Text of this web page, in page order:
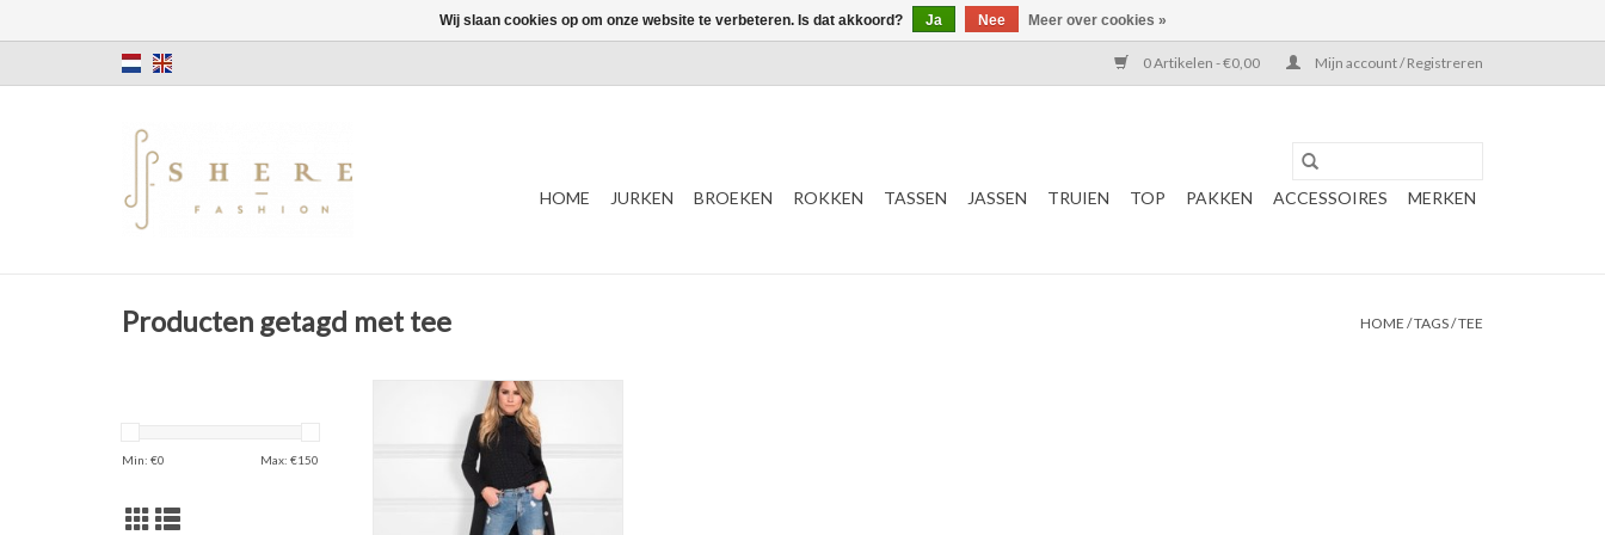
0 Artikelen - €0,00 Mijn account / Registreren
HOME JURKEN BROEKEN ROKKEN TASSEN JASSEN TRUIEN TOP PAKKEN ACCESSOIRES MERKEN
Producten getagd met tee HOME /TAGS/TEE
Min: €0 Max: €150
NIKKIE
Dots Tee Top
T-shirt
Balck Gun/ Metal
Wij slaan cookies op om onze website te verbeteren. Is dat akkoord? Ja Nee Meer over cookies »